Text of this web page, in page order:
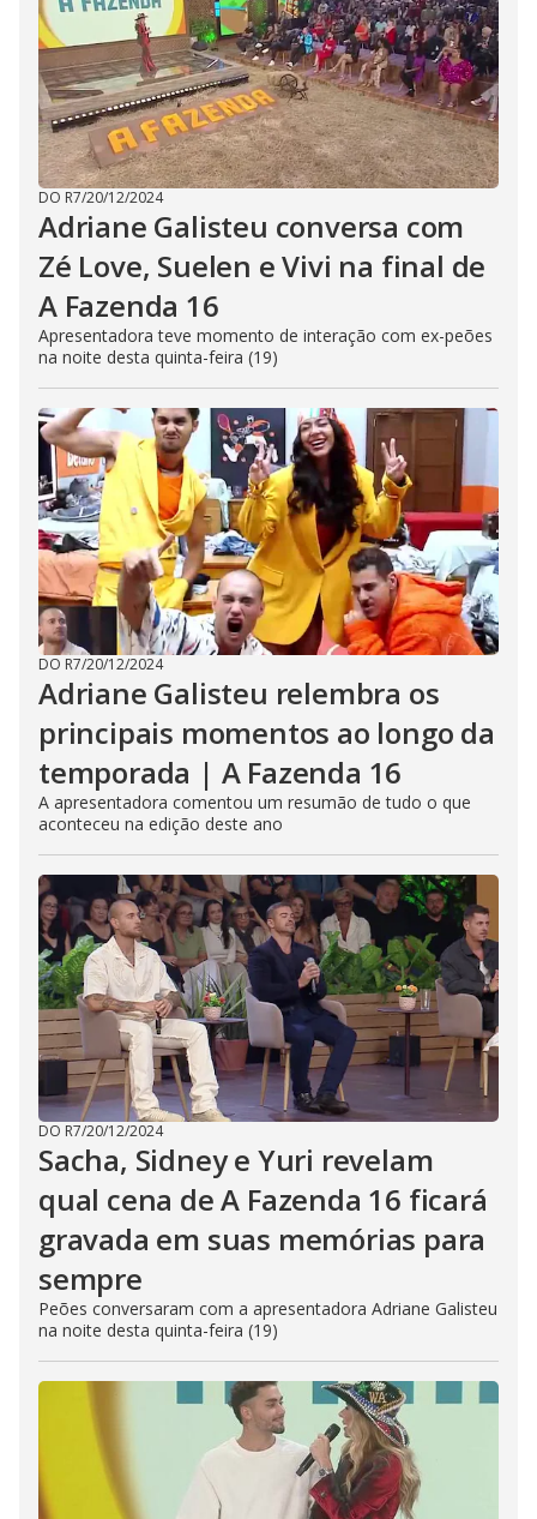
DO R7/20/12/2024
Adriane Galisteu conversa com
Zé Love, Suelen e Vivi na final de
A Fazenda 16
Apresentadora teve momento de interação com ex-peões
na noite desta quinta-feira (19)
DO R7/20/12/2024
Adriane Galisteu relembra os
principais momentos ao longo da
temporada | A Fazenda 16
A apresentadora comentou um resumão de tudo o que
aconteceu na edição deste ano
DO R7/20/12/2024
Sacha, Sidney e Yuri revelam
qual cena de A Fazenda 16 ficará
gravada em suas memórias para
sempre
Peões conversaram com a apresentadora Adriane Galisteu
na noite desta quinta-feira (19)